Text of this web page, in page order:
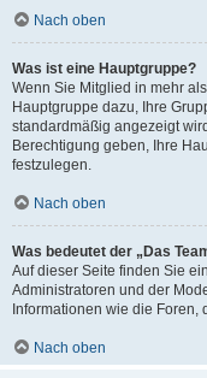
Nach oben
Was ist eine Hauptgruppe?
Wenn Sie Mitglied in mehr
Hauptgruppe dazu, Ihre
standardmäßig angezeigt
Berechtigung geben, Ihre
festzulegen.
Nach oben
Was bedeutet der „Das
Auf dieser Seite finden Sie
Administratoren und der
Informationen wie die
Nach oben